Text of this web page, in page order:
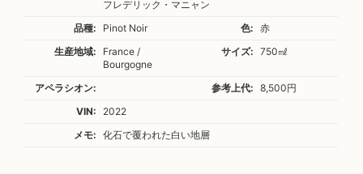
フレデリック・マニャン
品種:
Pinot Noir 色:
赤
生産地域:
France /
Bourgogne
サイズ: 750㎖
アペラシオン: 参考上代:
8,500円
VIN:
2022
メモ:
化石で覆われた白い地層